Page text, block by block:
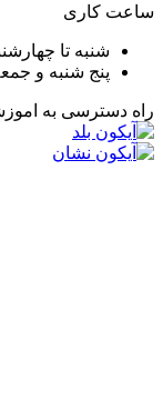
ساعت کاری
شنبه تا چهارشنبه 9:00 الی
پنج شنبه و
راه دسترسی به